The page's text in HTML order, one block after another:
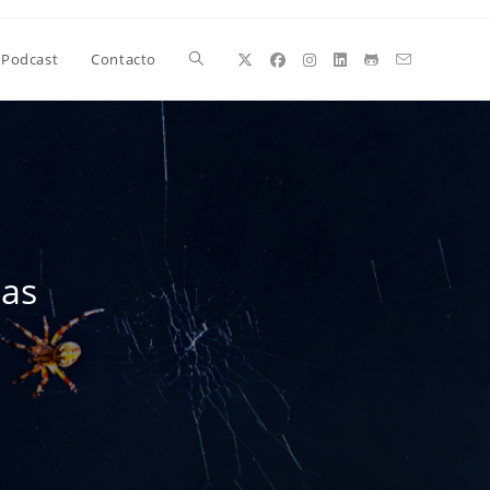
Podcast Contacto Alternar
la
web